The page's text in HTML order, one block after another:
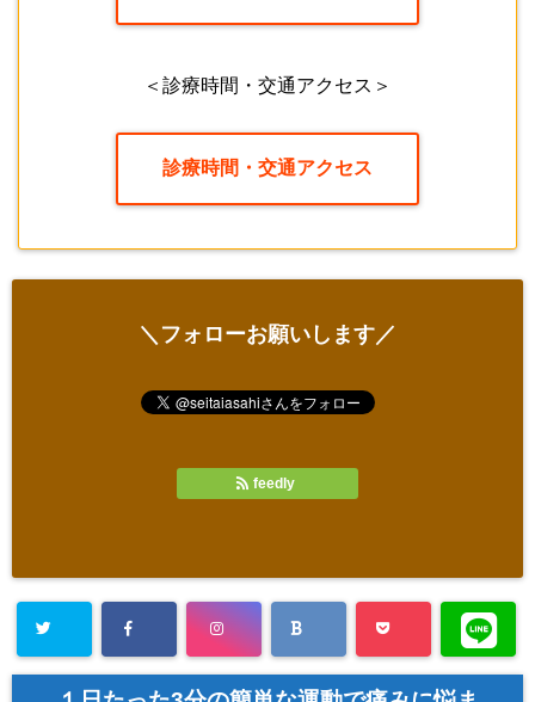
＜診療時間・交通アクセス＞
診療時間・交通アクセス
＼フォローお願いします／
feedly